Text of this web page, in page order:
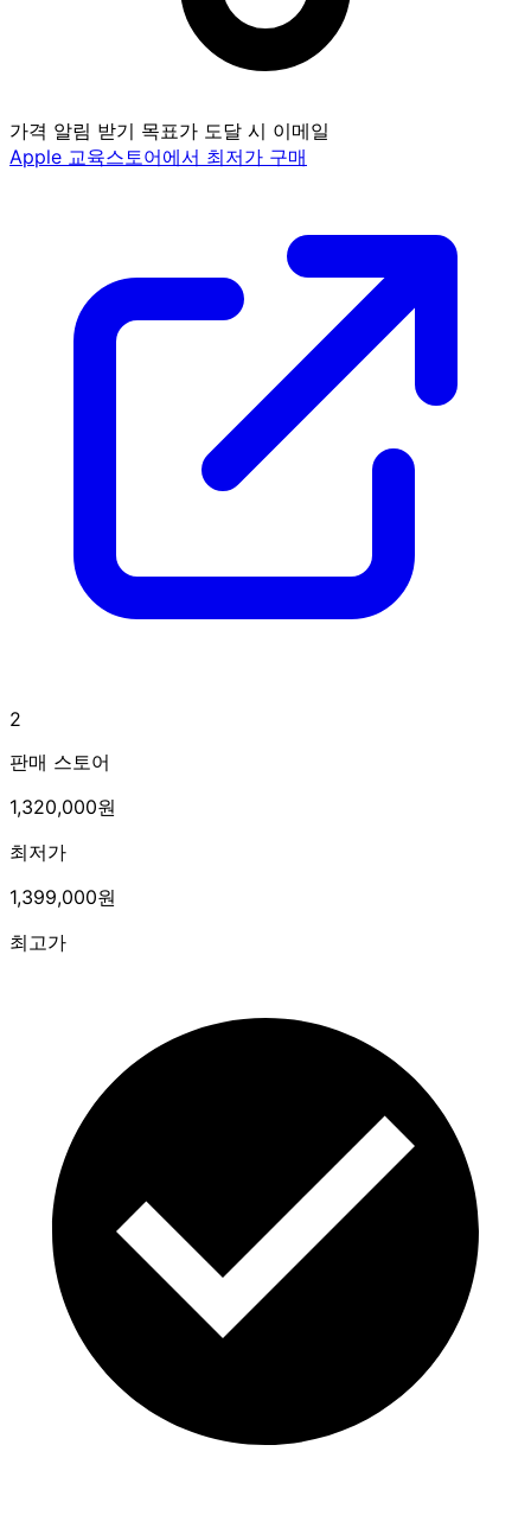
가격 알림 받기 목표가 도달 시 이메일
Apple 교육스토어에서 최저가 구매
2
판매 스토어
1,320,000원
최저가
1,399,000원
최고가